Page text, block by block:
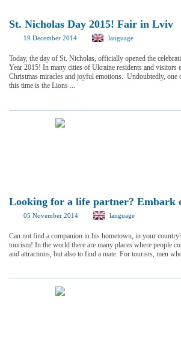
St. Nicholas Day 2015! Fair in Lviv
19 December 2014 language
Today, the day of St. Nicholas, officially opened the
Year 2015! In many cities of Ukraine residents and visitors
Christmas miracles and joyful emotions. Undoubtedly, one
this time is the Lions ...
Looking for a life partner? Embark
05 November 2014 language
Can not find a companion in his hometown, in your
tourism! In the world there are many places where people
and attractions, but also to find a mate. For tourists, men